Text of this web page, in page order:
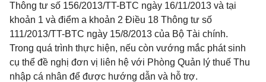
Thông tư số 156/2013/TT-BTC ngày 16/11/2013 và tại
khoản 1 và điểm a khoản 2 Điều 18 Thông tư số
111/2013/TT-BTC ngày 15/8/2013 của Bộ Tài chính.
Trong quá trình thực hiện, nếu còn vướng mắc phát sinh
cụ thể đề nghị đơn vị liên hệ với Phòng Quản lý thuế Thu
nhập cá nhân để được hướng dẫn và hỗ trợ.